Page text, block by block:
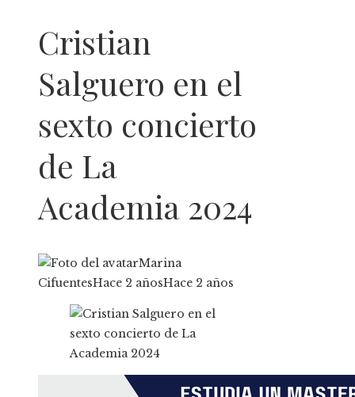
Cristian
Salguero en el
sexto concierto
de La
Academia 2024
Marina
CifuentesHace 2 añosHace 2 años